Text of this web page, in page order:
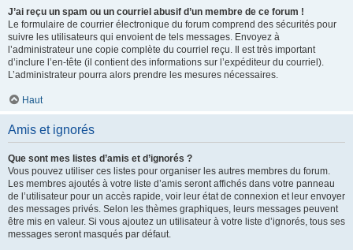
J’ai reçu un spam ou un courriel abusif d’un membre de ce forum !
Le formulaire de courrier électronique du forum comprend des sécurités pour
suivre les utilisateurs qui envoient de tels messages. Envoyez à
l’administrateur une copie complète du courriel reçu. Il est très important
d’inclure l’en-tête (il contient des informations sur l’expéditeur du courriel).
L’administrateur pourra alors prendre les mesures nécessaires.
Haut
Amis et ignorés
Que sont mes listes d’amis et d’ignorés ?
Vous pouvez utiliser ces listes pour organiser les autres membres du forum.
Les membres ajoutés à votre liste d’amis seront affichés dans votre panneau
de l’utilisateur pour un accès rapide, voir leur état de connexion et leur envoyer
des messages privés. Selon les thèmes graphiques, leurs messages peuvent
être mis en valeur. Si vous ajoutez un utilisateur à votre liste d’ignorés, tous ses
messages seront masqués par défaut.